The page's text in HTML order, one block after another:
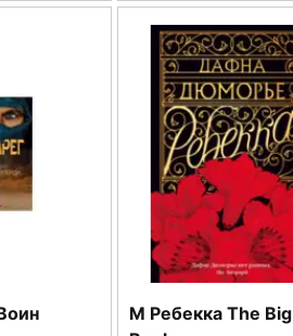
М Ребекка The Big